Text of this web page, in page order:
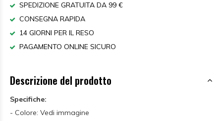
SPEDIZIONE GRATUITA DA 99 €
CONSEGNA RAPIDA
14 GIORNI PER IL RESO
PAGAMENTO ONLINE SICURO
Descrizione del prodotto
Specifiche:
- Colore: Vedi immagine